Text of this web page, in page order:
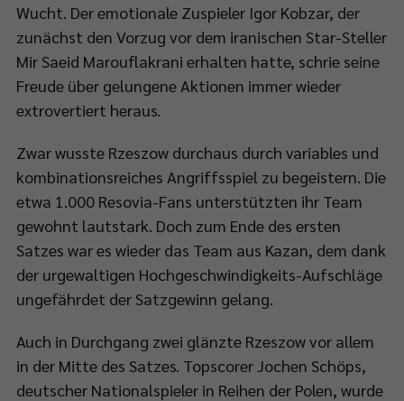
Wucht. Der emotionale Zuspieler Igor Kobzar, der
zunächst den Vorzug vor dem iranischen Star-Steller
Mir Saeid Marouflakrani erhalten hatte, schrie seine
Freude über gelungene Aktionen immer wieder
extrovertiert heraus.
Zwar wusste Rzeszow durchaus durch variables und
kombinationsreiches Angriffsspiel zu begeistern. Die
etwa 1.000 Resovia-Fans unterstützten ihr Team
gewohnt lautstark. Doch zum Ende des ersten
Satzes war es wieder das Team aus Kazan, dem dank
der urgewaltigen Hochgeschwindigkeits-Aufschläge
ungefährdet der Satzgewinn gelang.
Auch in Durchgang zwei glänzte Rzeszow vor allem
in der Mitte des Satzes. Topscorer Jochen Schöps,
deutscher Nationalspieler in Reihen der Polen, wurde